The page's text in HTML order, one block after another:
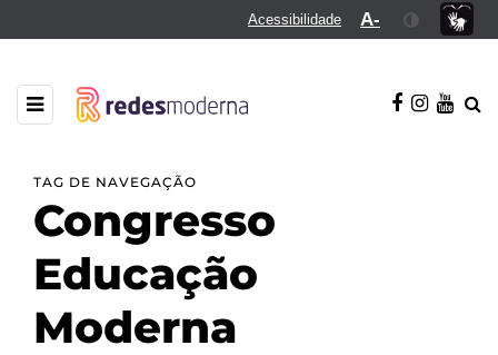
Acessibilidade A-
TAG DE NAVEGAÇÃO
Congresso
Educação
Moderna